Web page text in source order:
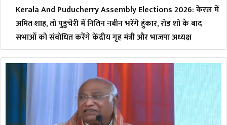
Kerala And Puducherry Assembly Elections 2026: केरल में
अमित शाह, तो पुडुचेरी में नितिन नबीन भरेंगे हुंकार, रोड शो के बाद
सभाओं को संबोधित करेंगे केंद्रीय गृह मंत्री और भाजपा अध्यक्ष